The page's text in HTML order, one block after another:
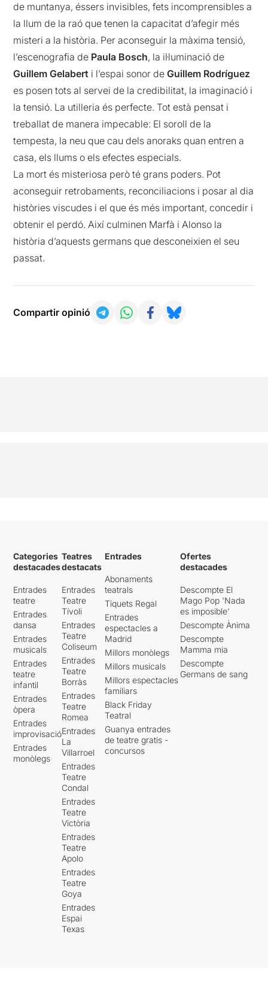
de muntanya, éssers invisibles, fets incomprensibles a
la llum de la raó que tenen la capacitat d’afegir més
misteri a la història. Per aconseguir la màxima tensió,
l’escenografia de Paula Bosch, la il·luminació de
Guillem Gelabert i l’espai sonor deGuillem Rodríguez
es posen tots al servei de la credibilitat, la imaginació i
la tensió. La utilleria és perfecte. Tot està pensat i
treballat de manera impecable: El soroll de la
tempesta, la neu que cau dels anoraks quan entren a
casa, els llums o els efectes especials.
La mort és misteriosa però té grans poders. Pot
aconseguir retrobaments, reconciliacions i posar al dia
històries viscudes i el que és més important, concedir i
obtenir el perdó. Així culminen Marfà i Alonso la
història d’aquests germans que desconeixien el seu
passat.
Compartir opinió
Categories
destacades
Entrades
teatre
Entrades
dansa
Entrades
musicals
Entrades
teatre
infantil
Entrades
òpera
Entrades
improvisació
Entrades
monòlegs
Teatres
destacats
Entrades
Teatre
Tívoli
Entrades
Teatre
Coliseum
Entrades
Teatre
Borràs
Entrades
Teatre
Romea
Entrades
La
Villarroel
Entrades
Teatre
Condal
Entrades
Teatre
Victòria
Entrades
Teatre
Apolo
Entrades
Teatre
Goya
Entrades
Espai
Texas
Entrades
Abonaments
teatrals
Tiquets Regal
Entrades
espectacles a
Madrid
Millors monòlegs
Millors musicals
Millors espectacles
familiars
Black Friday
Teatral
Guanya entrades
de teatre gratis -
concursos
Ofertes
destacades
Descompte El
Mago Pop 'Nada
es imposible'
Descompte Ànima
Descompte
Mamma mia
Descompte
Germans de sang